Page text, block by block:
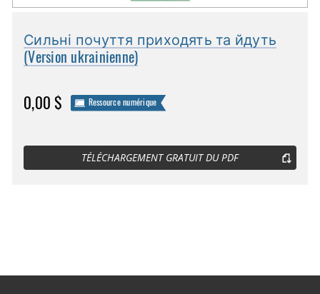
Сильні почуття приходять та йдуть
(Version ukrainienne)
0,00 $ Ressource numérique
TÉLÉCHARGEMENT GRATUIT DU PDF